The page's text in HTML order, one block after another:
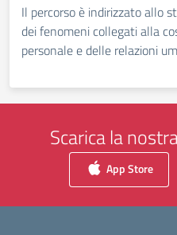
Il percorso è indirizzato allo
dei fenomeni collegati alla
personale e delle relazioni
Scarica la
App Store